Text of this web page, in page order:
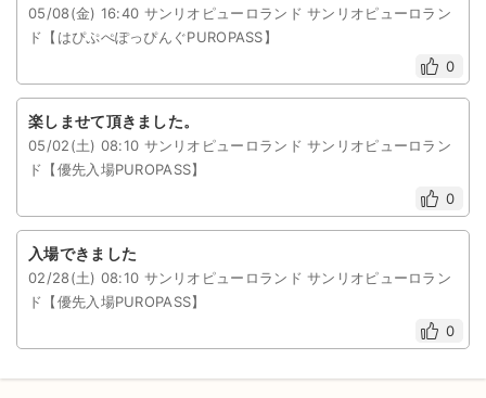
05/08(金) 16:40 サンリオピューロランド サンリオピューロラン
ド【はぴぷぺぽっぴんぐPUROPASS】
0
楽しませて頂きました。
05/02(土) 08:10 サンリオピューロランド サンリオピューロラン
ド【優先入場PUROPASS】
0
入場できました
02/28(土) 08:10 サンリオピューロランド サンリオピューロラン
ド【優先入場PUROPASS】
0